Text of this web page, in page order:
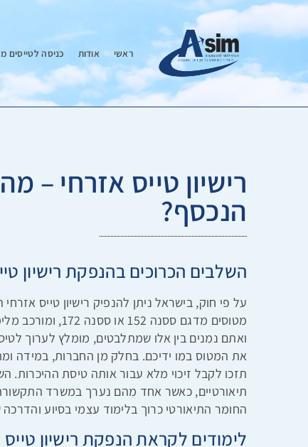
ראשי אודות כניסה לטייסים
רישיון טייס אזרחי –
הנכסף?
השלבים הכרוכים בהנפקת רישיון
מטוסים מדגם ססנה
ואתם נמנים בין אלו שמתלבטים, מומלץ לערוך
את המטוס במו ידיכם. בחלק מן החברות, במידה
תזכו לקבל זיכוי מלא עבור אותה טיסת ההיכרות.
תיאורטיים, כאשר אחד מהם נערך במשרד
החומר התיאורטי כרוך בלימוד עצמי בסיוע
לימודים לקראת הנפקת רישיון